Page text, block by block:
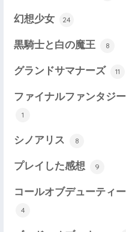
幻想少女 24
黒騎士と白の魔王 8
グランドサマナーズ 11
ファイナルファンタジ
1
シノアリス 8
プレイした感想 9
コールオブデューティ
4